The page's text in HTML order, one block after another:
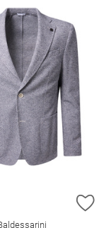
HINZUFÜGEN